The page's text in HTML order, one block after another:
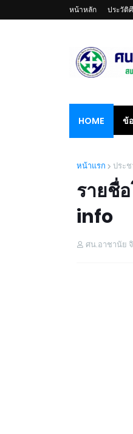
หน้าหลัก ประวัติ
HOME ข้
หน้าแรก ประ
รายชื่
info
ศน.อาชานัย